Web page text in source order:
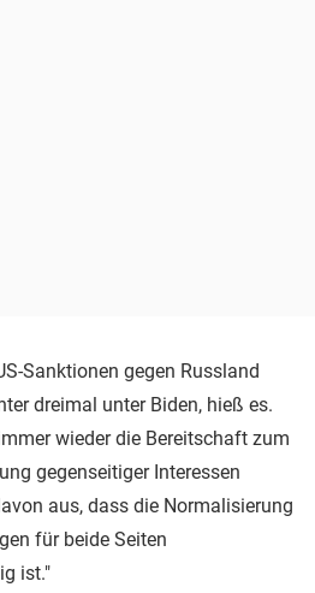
Sanktionen gegen Russland
dreimal unter Biden, hieß es.
wieder die Bereitschaft zum
gegenseitiger Interessen
aus, dass die Normalisierung
für beide Seiten
ist."